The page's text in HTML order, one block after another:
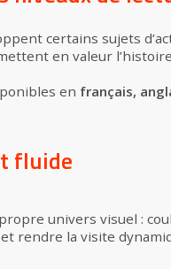
certains sujets
en valeur
en français,
fluide
univers visuel :
rendre la visite